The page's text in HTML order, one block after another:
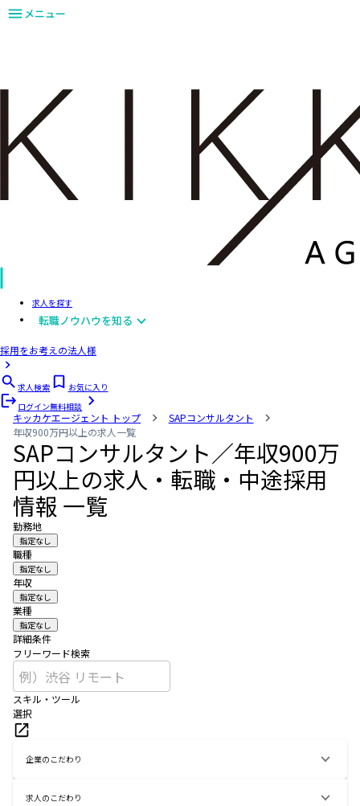
メニュー
求人を探す
転職ノウハウを知る
採用をお考えの法人様
求人検索
お気に入り
ログイン無料相談
キッカケエージェント トップ
SAPコンサルタント
年収900万円以上の求人一覧
SAPコンサルタント／年収900万
円以上の求人・転職・中途採用
情報 一覧
勤務地
指定なし
職種
指定なし
年収
指定なし
業種
指定なし
詳細条件
フリーワード検索
スキル・ツール
選択
企業のこだわり
求人のこだわり